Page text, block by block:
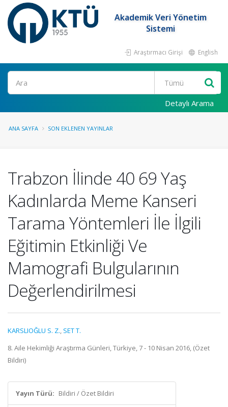
Akademik Veri Yönetim
Sistemi
Araştırmacı Girişi English
Ara
Detaylı Arama
ANA SAYFA SON EKLENEN YAYINLAR
Trabzon İlinde 40 69 Yaş
Kadınlarda Meme Kanseri
Tarama Yöntemleri İle İlgili
Eğitimin Etkinliği Ve
Mamografi Bulgularının
Değerlendirilmesi
KARSLIOĞLU S. Z., SET T.
8. Aile Hekimliği Araştırma Günleri, Türkiye, 7 - 10 Nisan 2016, (Özet
Bildiri)
Yayın Türü: Bildiri / Özet Bildiri